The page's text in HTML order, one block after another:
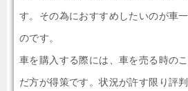
す。その為におすすめしたいのが車
のです。
車を購入する際には、車を売る時の
だ方が得策です。状況が許す限り評